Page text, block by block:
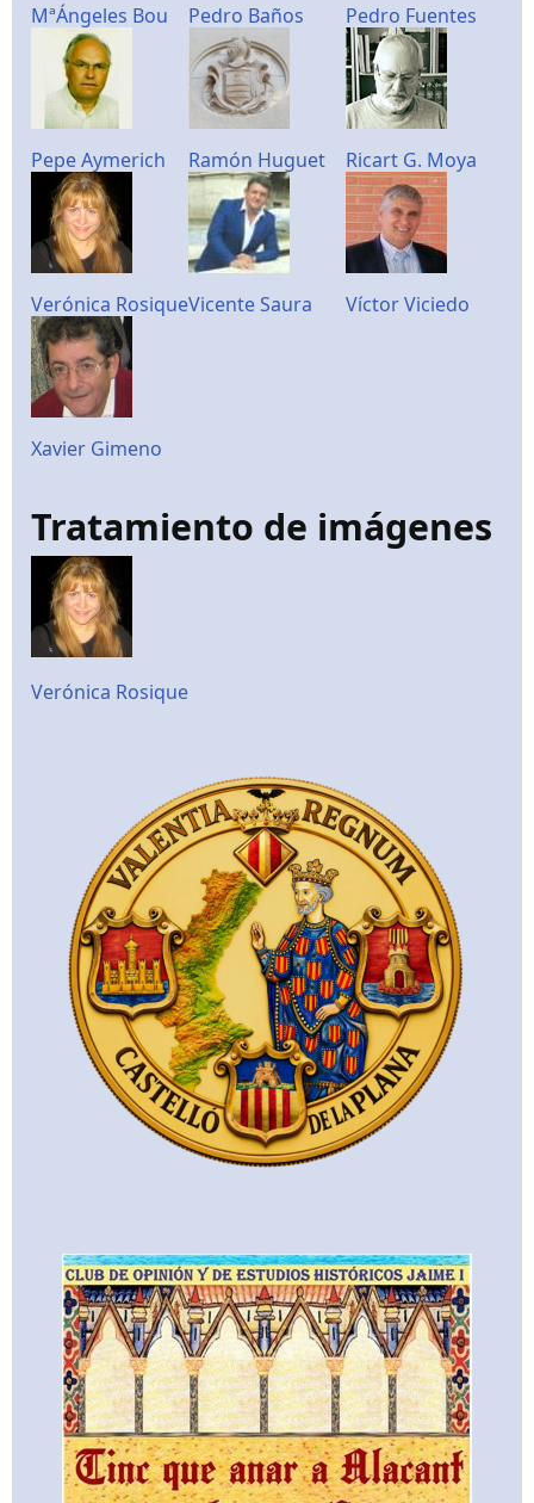
MªÁngeles Bou Pedro Baños Pedro Fuentes
Pepe Aymerich Ramón Huguet Ricart G. Moya
Verónica RosiqueVicente Saura Víctor Viciedo
Xavier Gimeno
Tratamiento de imágenes
Verónica Rosique